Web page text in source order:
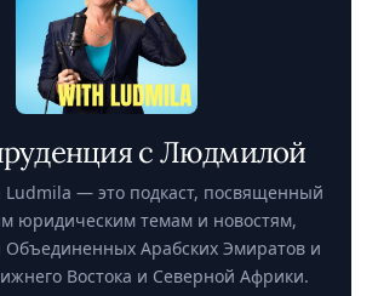
с Людмилой
Ludmila — это подкаст, посвященный
юридическим темам и новостям,
Арабских Эмиратов и
Востока и Северной Африки.